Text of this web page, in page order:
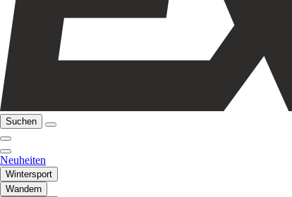
Suchen
Neuheiten
Wintersport
Wandern